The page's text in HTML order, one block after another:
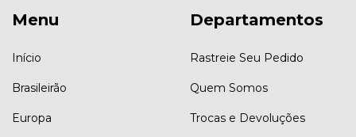
Menu
Início
Brasileirão
Europa
Departamentos
Rastreie Seu Pedido
Quem Somos
Trocas e Devoluções